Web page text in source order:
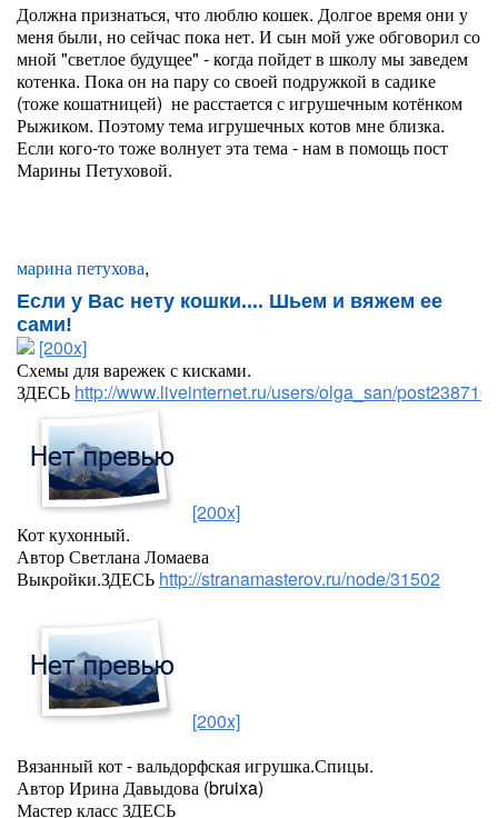
Должна признаться, что люблю кошек. Долгое время они у
меня были, но сейчас пока нет. И сын мой уже обговорил со
мной "светлое будущее" - когда пойдет в школу мы заведем
котенка. Пока он на пару со своей подружкой в садике
(тоже кошатницей) не расстается с игрушечным котёнком
Рыжиком. Поэтому тема игрушечных котов мне близка.
Если кого-то тоже волнует эта тема - нам в помощь пост
Марины Петуховой.
марина петухова,
Если у Вас нету кошки.... Шьем и вяжем ее
сами!
[200x]
Схемы для варежек с кисками.
ЗДЕСЬ http://www.liveinternet.ru/users/olga_san/
[200x]
Кот кухонный.
Автор Светлана Ломаева
Выкройки.ЗДЕСЬ http://stranamasterov.ru/node/31502
[200x]
Вязанный кот - вальдорфская игрушка.Спицы.
Автор Ирина Давыдова (bruixa)
Мастер класс ЗДЕСЬ